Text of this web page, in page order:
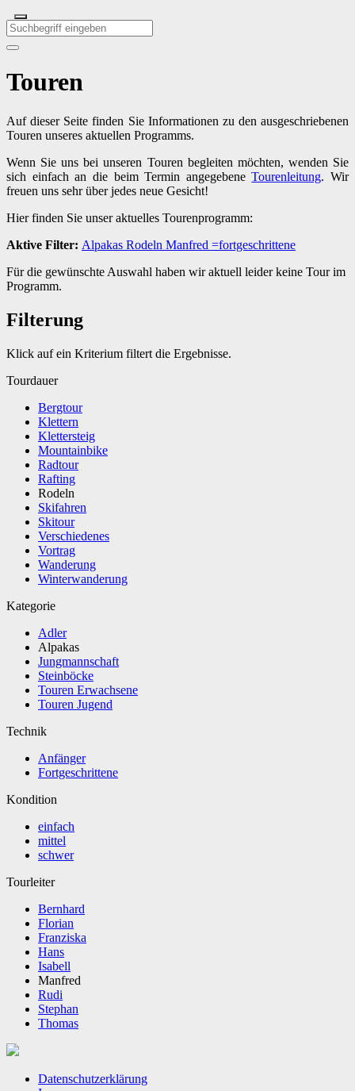
Touren
Auf dieser Seite finden Sie Informationen zu den ausgeschriebenen
Touren unseres aktuellen Programms.
Wenn Sie uns bei unseren Touren begleiten möchten, wenden Sie
sich einfach an die beim Termin angegebeneTourenleitung. Wir
freuen uns sehr über jedes neue Gesicht!
Hier finden Sie unser aktuelles Tourenprogramm:
Aktive Filter: Alpakas Rodeln Manfred =fortgeschrittene
Für die gewünschte Auswahl haben wir aktuell leider keine Tour im
Programm.
Filterung
Klick auf ein Kriterium filtert die Ergebnisse.
Tourdauer
Bergtour
Klettern
Klettersteig
Mountainbike
Radtour
Rafting
Rodeln
Skifahren
Skitour
Verschiedenes
Vortrag
Wanderung
Winterwanderung
Kategorie
Adler
Alpakas
Jungmannschaft
Steinböcke
Touren Erwachsene
Touren Jugend
Technik
Anfänger
Fortgeschrittene
Kondition
einfach
mittel
schwer
Tourleiter
Bernhard
Florian
Franziska
Hans
Isabell
Manfred
Rudi
Stephan
Thomas
Datenschutzerklärung